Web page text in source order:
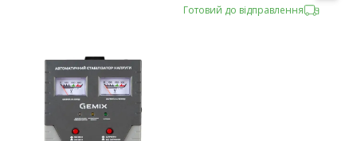
Готовий до відправлення